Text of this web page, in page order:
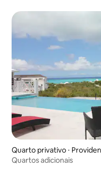
Quarto privativo ⋅
Quartos adicionais